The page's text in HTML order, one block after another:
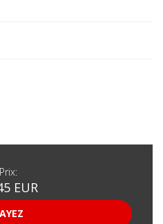
Prix:
EUR